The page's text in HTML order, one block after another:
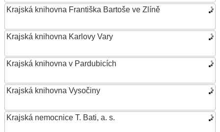
Krajská knihovna Františka Bartoše ve Zlíně
Krajská knihovna Karlovy Vary
Krajská knihovna v Pardubicích
Krajská knihovna Vysočiny
Krajská nemocnice T. Bati, a. s.